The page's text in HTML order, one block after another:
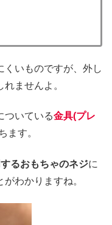
くいものですが、外し
ませんよ。
ついている金具(プレ
ます。
るおもちゃのネジに
わかりますね。